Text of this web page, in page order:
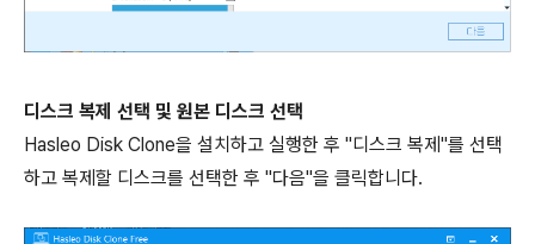
디스크 복제 선택 및 원본 디스크 선택
Hasleo Disk Clone을 설치하고 실행한 후 "디스크 복제"를 선택
하고 복제할 디스크를 선택한 후 "다음"을 클릭합니다.